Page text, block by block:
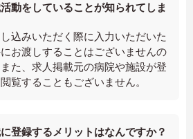
動をしていることが知られてしま
込みいただく際に入力いただいた
お渡しすることはございませんの
た、求人掲載元の病院や施設が登
覧することもございません。
登録するメリットはなんですか？